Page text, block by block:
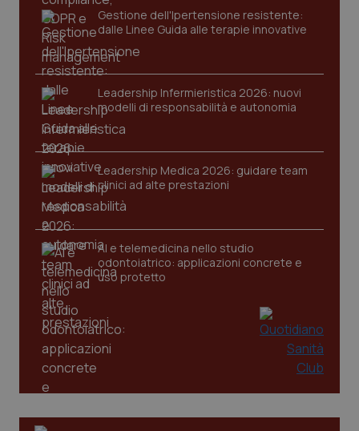
Gestione dell'Ipertensione resistente:
dalle Linee Guida alle terapie innovative
Leadership Infermieristica 2026: nuovi
modelli di responsabilità e autonomia
Leadership Medica 2026: guidare team
clinici ad alte prestazioni
AI e telemedicina nello studio
odontoiatrico: applicazioni concrete e
uso protetto
Nome
Fornitore/Dominio
VISITOR_PRIVACY_METADATA
CookieScript
www.quotidianosanita.it